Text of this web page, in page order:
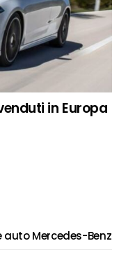
in Europa
Mercedes-Benz